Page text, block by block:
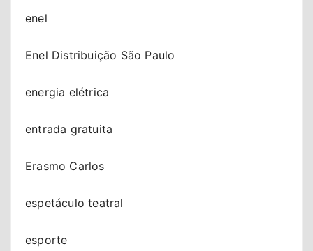
enel
Enel Distribuição São Paulo
energia elétrica
entrada gratuita
Erasmo Carlos
espetáculo teatral
esporte